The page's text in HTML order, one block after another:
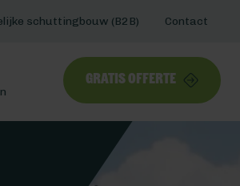
schuttingbouw (B2B) Contact
Gratis offerte